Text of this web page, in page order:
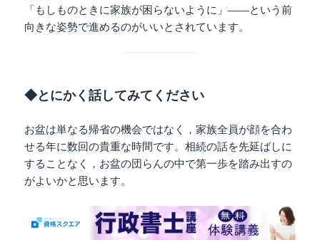
「もしものときに家族が困らないように」——という前
向きな姿勢で進めるのがいいとされています。
◆とにかく話してみてください
お盆は単なる帰省の機会ではなく，家族全員が顔を合わ
せる年に数回の貴重な時間です。相続の話を先延ばしに
することなく，お盆の団らんの中で第一歩を踏み出すの
がよいかと思います。